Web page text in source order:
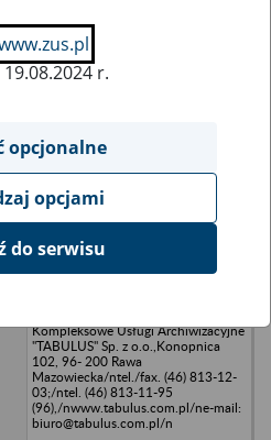
bazy
WAN TV Spółka z o.o./n02-531
Kompleksowe Usługi Archiwizacyjne
"TABULUS" Sp. z o.o.,Konopnica
102, 96- 200 Rawa
Mazowiecka/ntel./fax. (46) 813-12-
03;/ntel. (46) 813-11-95
(96),/nwww.tabulus.com.pl/ne-mail:
biuro@tabulus.com.pl/n
r.
opcjonalne
opcjami
do serwisu